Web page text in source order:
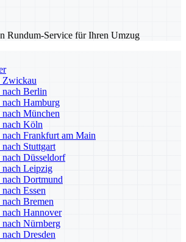
Rundum-Service für Ihren Umzug
Zwickau
Berlin
Hamburg
München
Köln
Frankfurt am Main
Stuttgart
Düsseldorf
Leipzig
Dortmund
Essen
Bremen
Hannover
Nürnberg
Dresden